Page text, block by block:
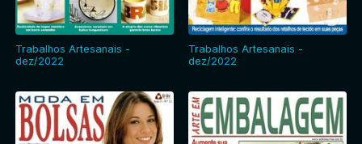
Trabalhos Artesanais -
dez/2022
Trabalhos Artesanais -
dez/2022